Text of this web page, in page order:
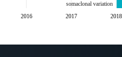
2016 2017 2018
somaclonal variation